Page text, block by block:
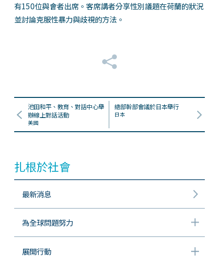
有150位與會者出席。客席講者分享性別議題在荷蘭的狀況
並討論克服性暴力與歧視的方法。
池田和平、教育、對話中心舉
辦線上對話活動
美國
總部幹部會議於日本舉行
日本
扎根於社會
最新消息
為全球問題努力
展開行動